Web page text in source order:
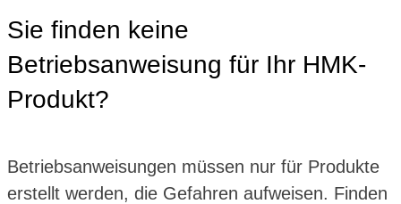
Sie finden keine
Betriebsanweisung für Ihr HMK-
Produkt?
Betriebsanweisungen müssen nur für Produkte
erstellt werden, die Gefahren aufweisen. Finden